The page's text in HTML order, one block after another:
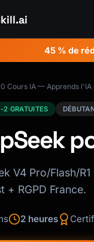
45 % de
Cours IA — Apprends
2 GRATUITES
V4 Pro/Flash/
+ RGPD France.
2 heures